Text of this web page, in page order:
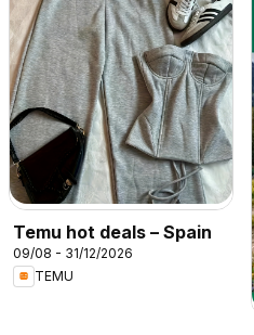
Temu hot deals – Spain
09/08 - 31/12/2026
TEMU